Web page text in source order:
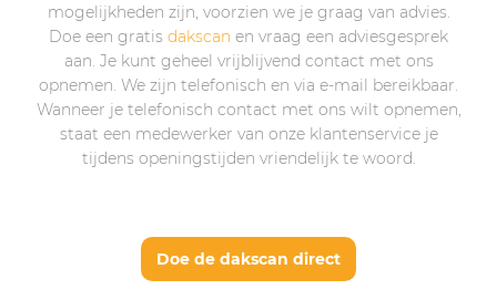
mogelijkheden zijn, voorzien we je graag van advies.
Doe een gratis dakscan en vraag een adviesgesprek
aan. Je kunt geheel vrijblijvend contact met ons
opnemen. We zijn telefonisch en via e-mail bereikbaar.
Wanneer je telefonisch contact met ons wilt opnemen,
staat een medewerker van onze klantenservice je
tijdens openingstijden vriendelijk te woord.
Doe de dakscan direct